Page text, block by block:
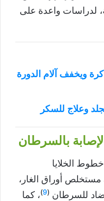
لدراسات واعدة على
ويخفف آلام الدورة
وعلاج للسكر
بالسرطان
الخلايا
مستخلص أوراق الغار،
للسرطان (
9
)، كما